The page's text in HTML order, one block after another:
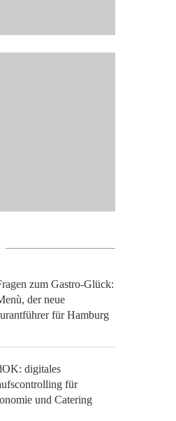
zum Gastro-Glück:
der neue
für Hamburg
digitales
für
und Catering